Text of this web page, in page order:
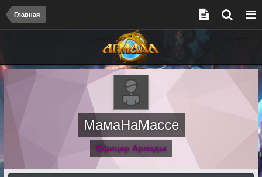
Главная
МамаНаМассе
Офицер Армады